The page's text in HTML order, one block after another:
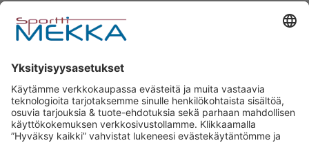
OSTOSKORI
Sporttimekka – lisäravinteiden ja
urheilutarvikkeiden osaaja